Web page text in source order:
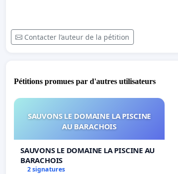
Contacter l’auteur de la pétition
Pétitions promues par d'autres utilisateurs
SAUVONS LE DOMAINE LA PISCINE
AU BARACHOIS
SAUVONS LE DOMAINE LA PISCINE AU
BARACHOIS
2 signatures